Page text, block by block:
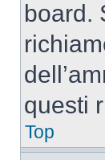
board.
questi
Top